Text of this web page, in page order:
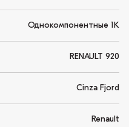
Однокомпонентные 1K
RENAULT 920
Cinza Fjord
Renault